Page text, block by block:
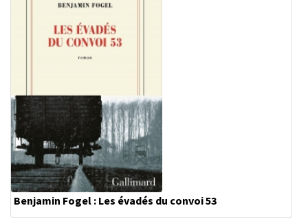
Benjamin Fogel : Les évadés du convoi 53